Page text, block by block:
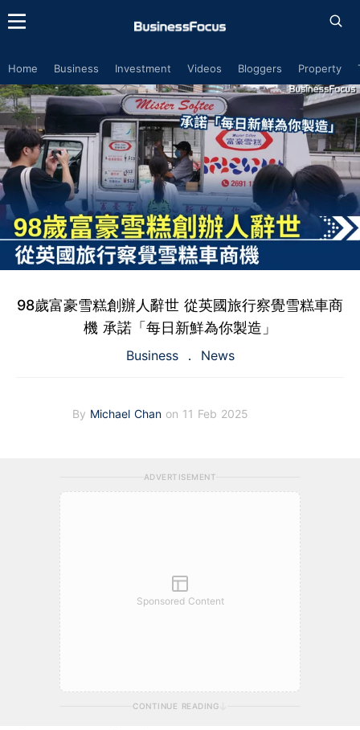
Home Business Investment Videos Bloggers Property
98歲富豪雪糕創辦人辭世 從英國旅行察覺雪糕車商
機 承諾「每日新鮮為你製造」
Business News
By Michael Chan on 11 Feb 2025
ADVERTISEMENT
Sponsored Content
CONTINUE READING